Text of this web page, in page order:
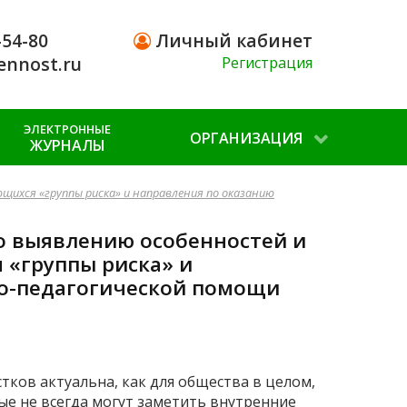
80
Личный кабинет
Регистрация
ЭЛЕКТРОННЫЕ
ЖУРНАЛЫ ОРГАНИЗАЦИЯ
«группы риска» и направления по оказанию
особенностей и
риска» и
педагогической помощи
актуальна, как для общества в целом,
не всегда могут заметить внутренние